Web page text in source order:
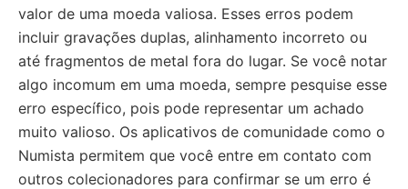
valor de uma moeda valiosa. Esses erros podem
incluir gravações duplas, alinhamento incorreto ou
até fragmentos de metal fora do lugar. Se você notar
algo incomum em uma moeda, sempre pesquise esse
erro específico, pois pode representar um achado
muito valioso. Os aplicativos de comunidade como o
Numista permitem que você entre em contato com
outros colecionadores para confirmar se um erro é